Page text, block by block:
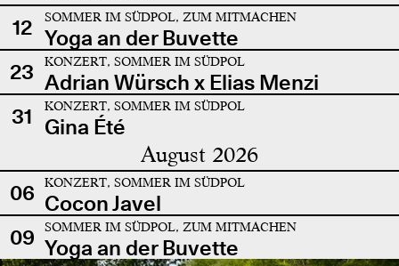
12 SOMMER IM SÜDPOL, ZUM MITMACHEN
Yoga an der Buvette
23
KONZERT, SOMMER IM SÜDPOL
Adrian Würsch x Elias Menzi
31
KONZERT, SOMMER IM SÜDPOL
Gina Été
August 2026
06 KONZERT, SOMMER IM SÜDPOL
Cocon Javel
09
SOMMER IM SÜDPOL, ZUM MITMACHEN
Yoga an der Buvette